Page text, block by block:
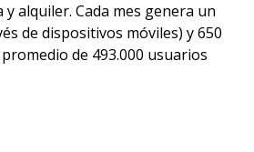
alquiler. Cada mes genera un
de dispositivos móviles) y 650
de 493.000 usuarios